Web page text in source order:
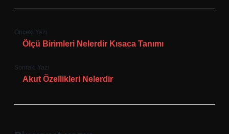
Önceki Yazı
Ölçü Birimleri Nelerdir Kısaca Tanımı
Sonraki Yazı
Akut Özellikleri Nelerdir